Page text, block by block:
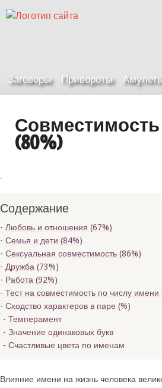
Заговоры Привороты
(80%)
.
Содержание
Любовь и отношения (67%)
Семья и дети (84%)
Сексуальная совместимость (86%)
Дружба (73%)
Работа (92%)
Тест на совместимость по числу имени
Сходство характеров в паре (%)
Темперамент
Значение одинаковых букв
Счастливые цвета по именам
Влияние имени на жизнь человека